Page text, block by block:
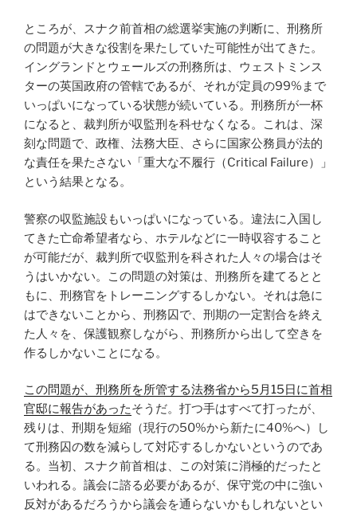
ところが、スナク前首相の総選挙実施の判断に、刑務所
の問題が大きな役割を果たしていた可能性が出てきた。
イングランドとウェールズの刑務所は、ウェストミンス
ターの英国政府の管轄であるが、それが定員の99%まで
いっぱいになっている状態が続いている。刑務所が一杯
になると、裁判所が収監刑を科せなくなる。これは、深
刻な問題で、政権、法務大臣、さらに国家公務員が法的
な責任を果たさない「重大な不履行（Critical Failure）」
という結果となる。
警察の収監施設もいっぱいになっている。違法に入国し
てきた亡命希望者なら、ホテルなどに一時収容すること
が可能だが、裁判所で収監刑を科された人々の場合はそ
うはいかない。この問題の対策は、刑務所を建てるとと
もに、刑務官をトレーニングするしかない。それは急に
はできないことから、刑務囚で、刑期の一定割合を終え
た人々を、保護観察しながら、刑務所から出して空きを
作るしかないことになる。
この問題が、刑務所を所管する法務省から5月15日に首相
官邸に報告があったそうだ。打つ手はすべて打ったが、
残りは、刑期を短縮（現行の50%から新たに40%へ）し
て刑務囚の数を減らして対応するしかないというのであ
る。当初、スナク前首相は、この対策に消極的だったと
いわれる。議会に諮る必要があるが、保守党の中に強い
反対があるだろうから議会を通らないかもしれないとい